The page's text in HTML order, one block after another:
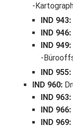
IND 943:
IND 946:
IND 949:
IND 955:
IND 960:
IND 963:
IND 966:
IND 969: